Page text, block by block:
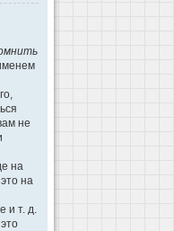
не
на
на
и т. д.